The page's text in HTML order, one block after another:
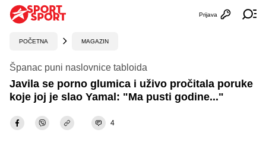
Otvori
Prijava
POČETNA MAGAZIN
Španac puni naslovnice tabloida
Javila se porno glumica i uživo pročitala poruke
koje joj je slao Yamal: "Ma pusti godine..."
4